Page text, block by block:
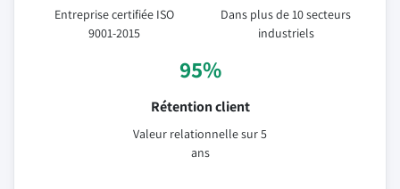
Entreprise certifiée ISO
9001-2015
Dans plus de 10 secteurs
industriels
95%
Rétention client
Valeur relationnelle sur 5
ans